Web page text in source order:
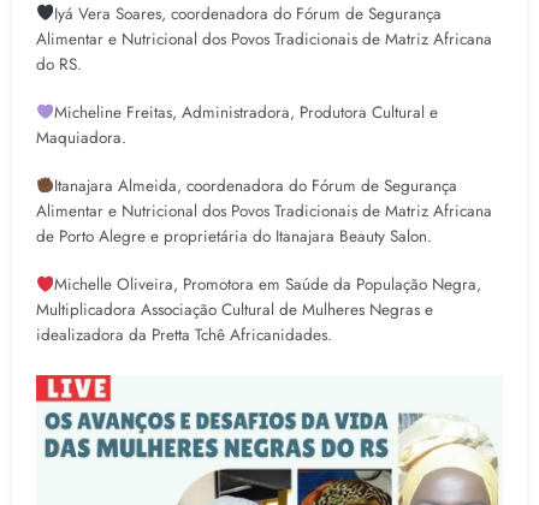
Iyá Vera Soares, coordenadora do Fórum de Segurança
Alimentar e Nutricional dos Povos Tradicionais de Matriz Africana
do RS.
Micheline Freitas, Administradora, Produtora Cultural e
Maquiadora.
Itanajara Almeida, coordenadora do Fórum de Segurança
Alimentar e Nutricional dos Povos Tradicionais de Matriz Africana
de Porto Alegre e proprietária do Itanajara Beauty Salon.
Michelle Oliveira, Promotora em Saúde da População Negra,
Multiplicadora Associação Cultural de Mulheres Negras e
idealizadora da Pretta Tchê Africanidades.